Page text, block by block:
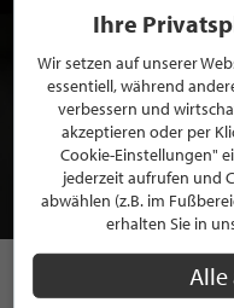
BEWERBEN
JETZT
Ihre
Wir setzen auf unserer
essentiell, während
verbessern und
akzeptieren oder per
Cookie-Einstellungen"
jederzeit aufrufen und
abwählen (z.B. im
erhalten Sie in
Alle